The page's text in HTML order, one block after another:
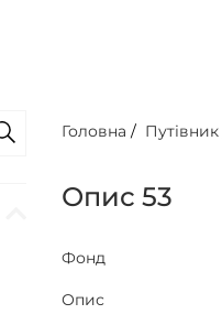
Головна / Путівник
Опис 53
Фонд
Опис